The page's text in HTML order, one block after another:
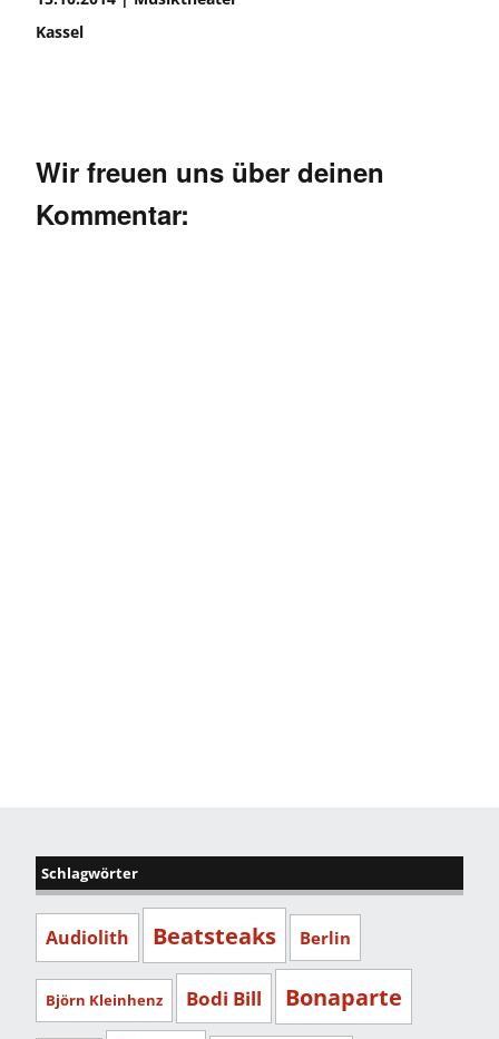
Kassel
Wir freuen uns über deinen
Kommentar:
Schlagwörter
Audiolith Beatsteaks Berlin
Björn Kleinhenz Bodi Bill Bonaparte